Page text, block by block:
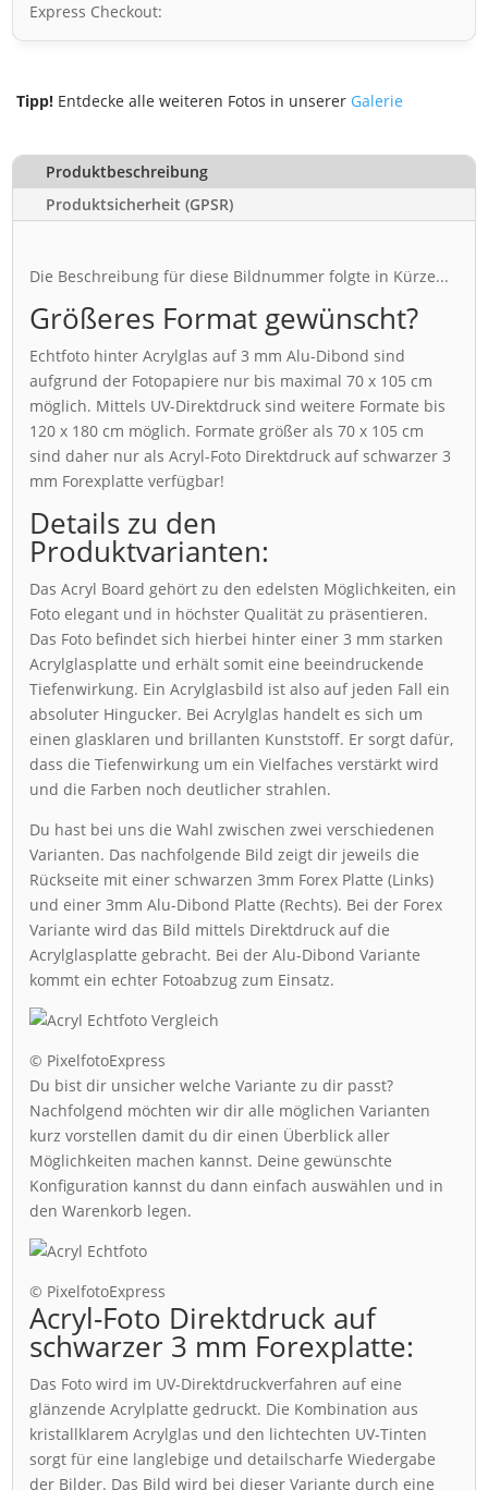
Express Checkout:
Tipp! Entdecke alle weiteren Fotos in unserer Galerie
Produktbeschreibung
Produktsicherheit (GPSR)
Die Beschreibung für diese Bildnummer folgte in Kürze...
Größeres Format gewünscht?
Echtfoto hinter Acrylglas auf 3 mm Alu-Dibond sind
aufgrund der Fotopapiere nur bis maximal 70 x 105 cm
möglich. Mittels UV-Direktdruck sind weitere Formate bis
120 x 180 cm möglich. Formate größer als 70 x 105 cm
sind daher nur als Acryl-Foto Direktdruck auf schwarzer 3
mm Forexplatte verfügbar!
Details zu den
Produktvarianten:
Das Acryl Board gehört zu den edelsten Möglichkeiten, ein
Foto elegant und in höchster Qualität zu präsentieren.
Das Foto befindet sich hierbei hinter einer 3 mm starken
Acrylglasplatte und erhält somit eine beeindruckende
Tiefenwirkung. Ein Acrylglasbild ist also auf jeden Fall ein
absoluter Hingucker. Bei Acrylglas handelt es sich um
einen glasklaren und brillanten Kunststoff. Er sorgt dafür,
dass die Tiefenwirkung um ein Vielfaches verstärkt wird
und die Farben noch deutlicher strahlen.
Du hast bei uns die Wahl zwischen zwei verschiedenen
Varianten. Das nachfolgende Bild zeigt dir jeweils die
Rückseite mit einer schwarzen 3mm Forex Platte (Links)
und einer 3mm Alu-Dibond Platte (Rechts). Bei der Forex
Variante wird das Bild mittels Direktdruck auf die
Acrylglasplatte gebracht. Bei der Alu-Dibond Variante
kommt ein echter Fotoabzug zum Einsatz.
© PixelfotoExpress
Du bist dir unsicher welche Variante zu dir passt?
Nachfolgend möchten wir dir alle möglichen Varianten
kurz vorstellen damit du dir einen Überblick aller
Möglichkeiten machen kannst. Deine gewünschte
Konfiguration kannst du dann einfach auswählen und in
den Warenkorb legen.
© PixelfotoExpress
Acryl-Foto Direktdruck auf
schwarzer 3 mm Forexplatte:
Das Foto wird im UV-Direktdruckverfahren auf eine
glänzende Acrylplatte gedruckt. Die Kombination aus
kristallklarem Acrylglas und den lichtechten UV-Tinten
sorgt für eine langlebige und detailscharfe Wiedergabe
der Bilder. Das Bild wird bei dieser Variante durch eine